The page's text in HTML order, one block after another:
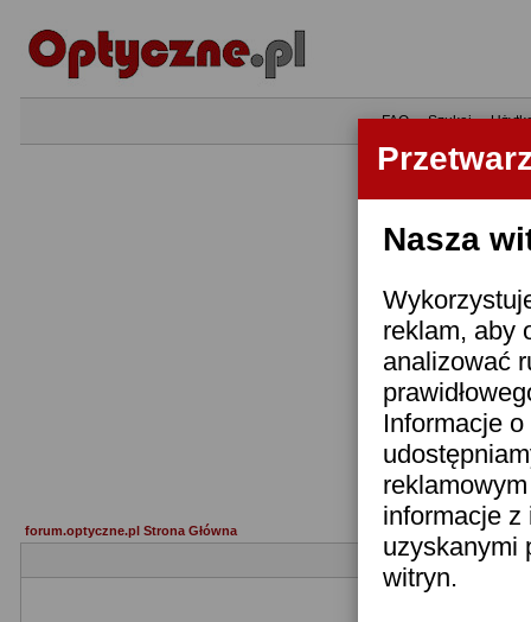
Nasza
reklam, aby
analizować
Informacje
informacje z
uzyskanymi
witryn.
•FAQ•Szukaj•
forum.optyczne.pl Strona Główna